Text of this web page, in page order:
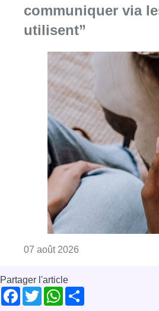
communiquer via
utilisent”
07 août 2026
Partager l'article
Facebook
TwitterWhatsApp